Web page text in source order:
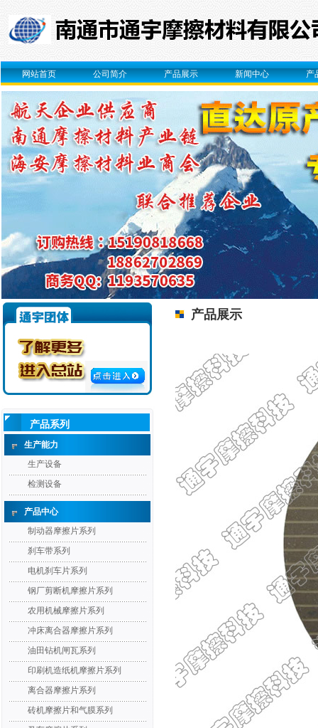
网站首页 公司简介 产品展示 新闻中心 产
产品系列
生产能力
生产设备
检测设备
产品中心
制动器摩擦片系列
刹车带系列
电机刹车片系列
钢厂剪断机摩擦片系列
农用机械摩擦片系列
冲床离合器摩擦片系列
油田钻机闸瓦系列
印刷机造纸机摩擦片系列
离合器摩擦片系列
砖机摩擦片和气膜系列
产品展示